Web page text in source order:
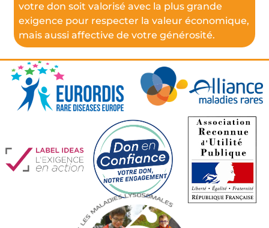
votre don soit valorisé avec la plus grande
exigence pour respecter la valeur économique,
mais aussi affective de votre générosité.